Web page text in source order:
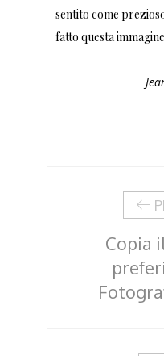
sentito come
fatto questa
Copia